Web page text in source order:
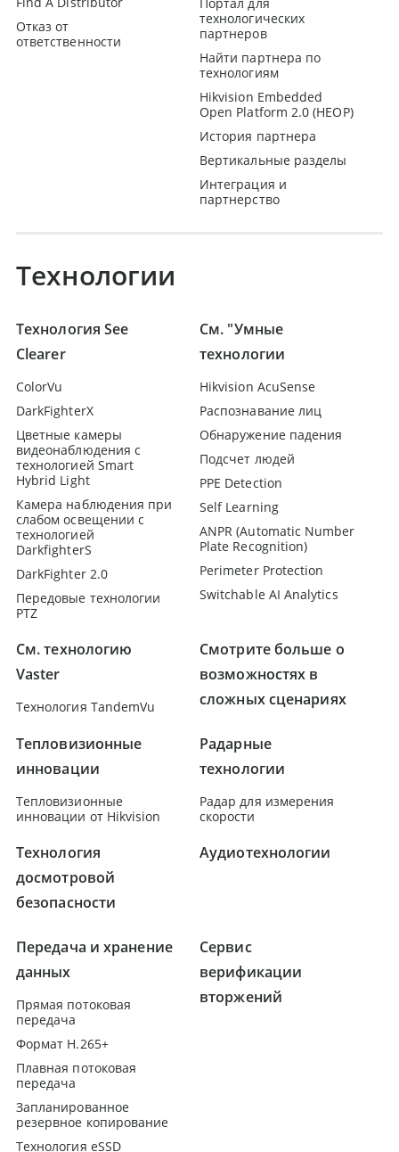
Отказ от
ответственности
технологических
партнеров
Найти партнера по
технологиям
Hikvision Embedded
Open Platform 2.0 (HEOP)
История партнера
Вертикальные разделы
Интеграция и
партнерство
Технологии
Технология See
Clearer
ColorVu
DarkFighterX
Цветные камеры
видеонаблюдения с
технологией Smart
Hybrid Light
Камера наблюдения при
слабом освещении с
технологией
DarkfighterS
DarkFighter 2.0
Передовые технологии
PTZ
См. "Умные
технологии
Hikvision AcuSense
Распознавание лиц
Обнаружение падения
Подсчет людей
PPE Detection
Self Learning
ANPR (Automatic Number
Plate Recognition)
Perimeter Protection
Switchable AI Analytics
См. технологию
Vaster
Технология TandemVu
Смотрите больше о
возможностях в
сложных сценариях
Тепловизионные
инновации
Тепловизионные
инновации от Hikvision
Радарные
технологии
Радар для измерения
скорости
Технология
досмотровой
безопасности
Аудиотехнологии
Передача и хранение
данных
Прямая потоковая
передача
Формат H.265+
Плавная потоковая
передача
Запланированное
резервное копирование
Технология eSSD
Сервис
верификации
вторжений